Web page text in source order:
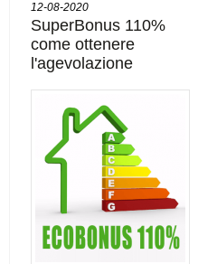
12-08-2020
SuperBonus 110%
come ottenere
l'agevolazione